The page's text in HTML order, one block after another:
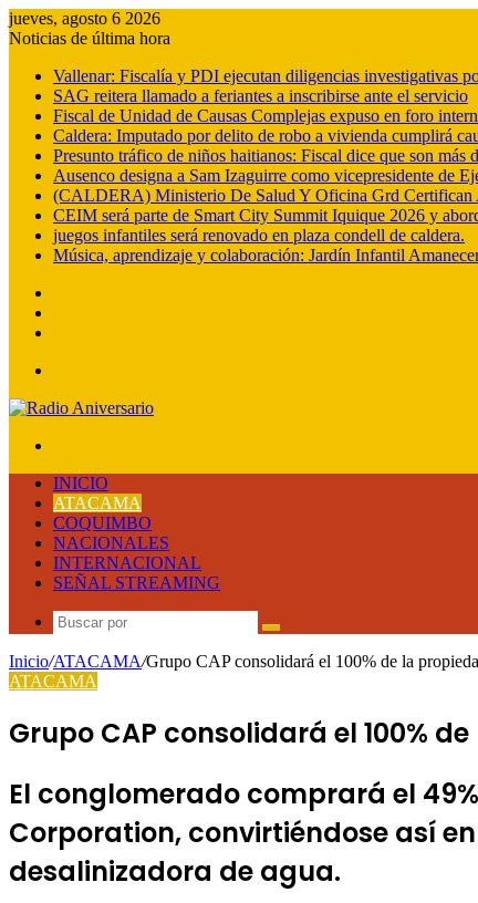
jueves, agosto 6 2026
Noticias de última hora
Vallenar: Fiscalía y PDI ejecutan diligencias investigativas
SAG reitera llamado a feriantes a inscribirse ante el servicio
Fiscal de Unidad de Causas Complejas expuso en foro
Caldera: Imputado por delito de robo a vivienda cumplirá
Presunto tráfico de niños haitianos: Fiscal dice que son
Ausenco designa a Sam Izaguirre como vicepresidente de
(CALDERA) Ministerio De Salud Y Oficina Grd Certifican
CEIM será parte de Smart City Summit Iquique 2026 y
juegos infantiles será renovado en plaza condell de caldera.
Música, aprendizaje y colaboración: Jardín Infantil
INICIO
ATACAMA
COQUIMBO
NACIONALES
INTERNACIONAL
SEÑAL STREAMING
Buscar
por
Inicio/ATACAMA/Grupo CAP consolidará el 100% de la
ATACAMA
Grupo CAP consolidará el 100%
El conglomerado comprará el
Corporation, convirtiéndose así
desalinizadora de agua.